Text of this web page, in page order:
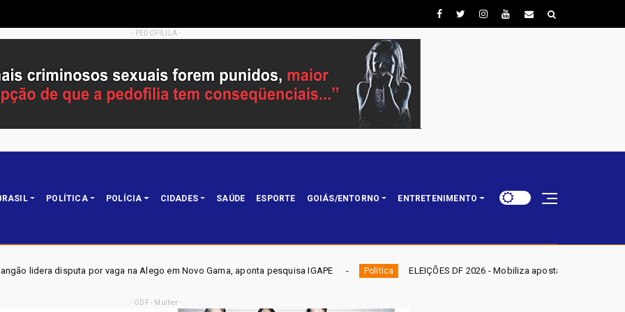
- PEDOFILILA -
POLÍTICA POLÍCIA CIDADES SAÚDE ESPORTE GOIÁS/ENTORNO ENTRETENIMENTO
na Alego em Novo Gama, aponta pesquisa IGAPE Política ELEIÇÕES DF 2026 - Mobiliza aposta em nominata completa e mira eleger três
- GDF - Mulher -